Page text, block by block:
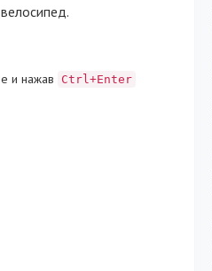
и нажав Ctrl+Enter